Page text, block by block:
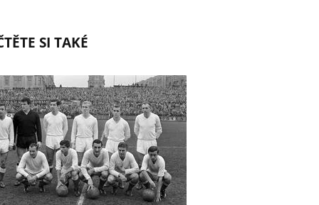
SI TAKÉ